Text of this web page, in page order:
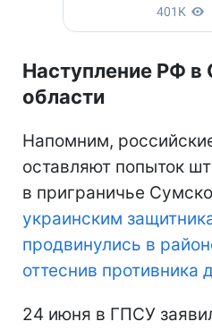
Наступление РФ в
области
Напомним,
оставляют попыток
в приграничье
украинским
продвинулись в
оттеснив противника
24 июня в ГПСУ